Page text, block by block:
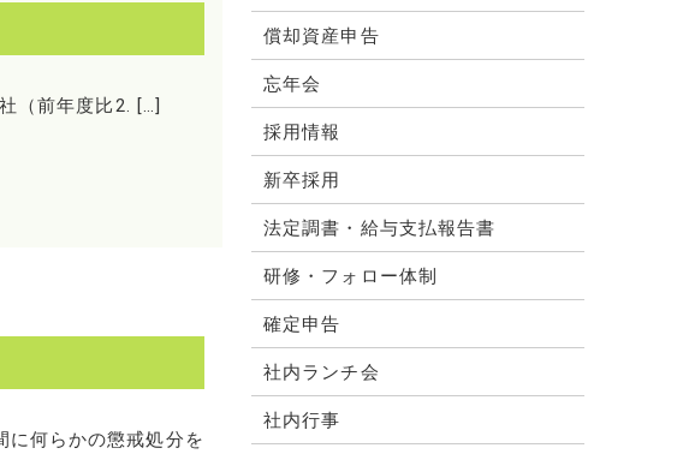
（前年度比2. […]
に何らかの懲戒処分を
償却資産申告
忘年会
採用情報
新卒採用
法定調書・給与支払報告書
研修・フォロー体制
確定申告
社内ランチ会
社内行事